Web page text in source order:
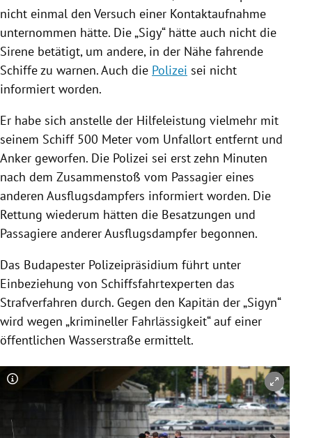
nicht einmal den Versuch einer Kontaktaufnahme
unternommen hätte. Die „Sigy“ hätte auch nicht die
Sirene betätigt, um andere, in der Nähe fahrende
Schiffezu warnen. Auch die Polizei sei nicht
informiert worden.
Er habe sich anstelle der Hilfeleistung vielmehr mit
seinem Schiff500 Meter vom Unfallort entfernt und
Anker geworfen. Die Polizei sei erst zehn Minuten
nach dem Zusammenstoß vom Passagier eines
anderen Ausflugsdampfers informiert worden. Die
Rettung wiederum hätten die Besatzungen und
Passagiere anderer Ausflugsdampfer begonnen.
Das Budapester Polizeipräsidium führt unter
Einbeziehung von Schiffsfahrtexperten das
Strafverfahren durch. Gegen den Kapitän der „Sigyn“
wird wegen „krimineller Fahrlässigkeit“ auf einer
öffentlichen Wasserstraße ermittelt.
Copyright-Hinweis öffnen/schließen